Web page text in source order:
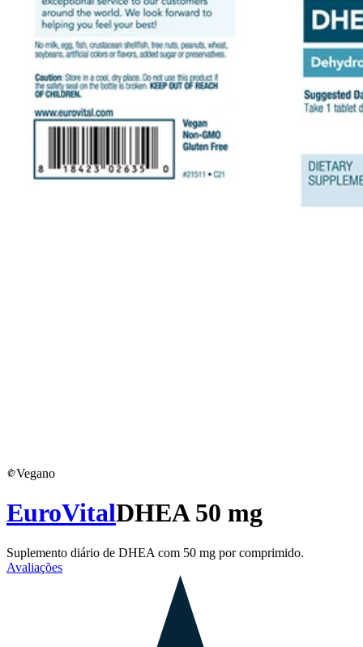
Vegano
EuroVitalDHEA 50 mg
Suplemento diário de DHEA com 50 mg por comprimido.
Avaliações